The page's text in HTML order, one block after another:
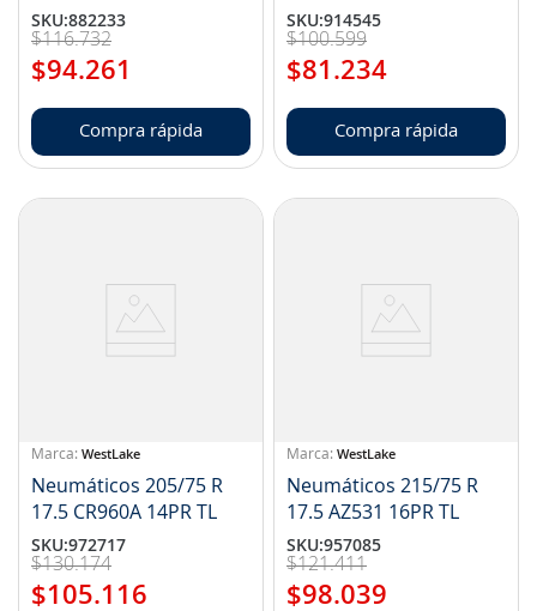
SKU:882233
$116.732
$94.261
Compra rápida
SKU:914545
$100.599
$81 .234
Compra rápida
WestLake
Neumáticos 205/75 R
17.5 CR960A 14PR TL
SKU:972717
$130.174
$105.116
WestLake
Neumáticos 215/75 R
17.5 AZ531 16PR TL
SKU:957085
$121.411
$98.039